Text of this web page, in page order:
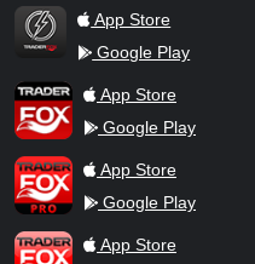
TraderFox Flash
App Store
Google Play
TraderFox AppApp Store
Google Play
TraderFox ProApp Store
Google Play
TraderFox dpa-AFX ProFeed
App Store